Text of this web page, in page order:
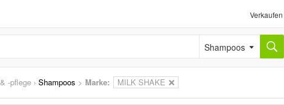
Verkaufen
Shampoos
-pflege › Shampoos > Marke: MILK SHAKE